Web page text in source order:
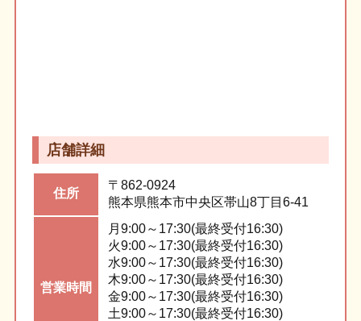
店舗詳細
住所
〒862-0924
熊本県熊本市中央区帯山8丁目6-41
営業時間
月 9:00～17:30(最終受付16:30)
火9:00～17:30(最終受付16:30)
水9:00～17:30(最終受付16:30)
木9:00～17:30(最終受付16:30)
金9:00～17:30(最終受付16:30)
土9:00～17:30(最終受付16:30)